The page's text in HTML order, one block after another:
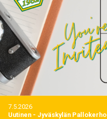
7.5.2026
Uutinen - Jyväskylän Pallokerho